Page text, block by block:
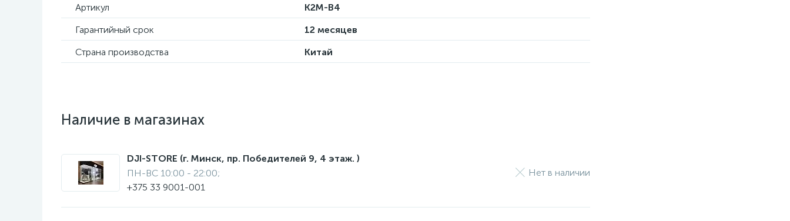
Артикул
K2M-B4
Гарантийный срок
12 месяцев
Страна производства
Китай
Наличие в магазинах
DJI-STORE (г. Минск, пр. Победителей 9, 4 этаж. )
ПН-ВС 10:00 - 22:00;
+375 33 9001-001
Нет в наличии